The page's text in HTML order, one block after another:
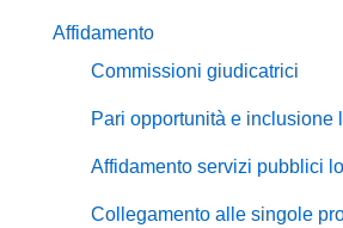
Affidamento
Commissioni giudicatrici
Pari opportunità e inclusione
Affidamento servizi pubblici
Collegamento alle singole